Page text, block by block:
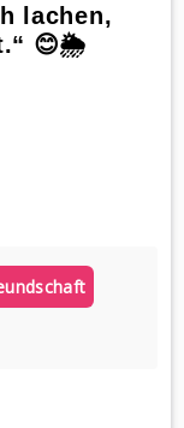
lachen,
😊🌦️